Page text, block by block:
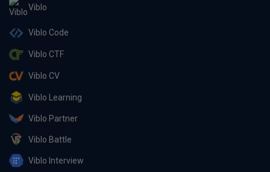
Viblo
Viblo Code
Viblo CTF
Viblo CV
Viblo Learning
Viblo Partner
Viblo Battle
Viblo Interview